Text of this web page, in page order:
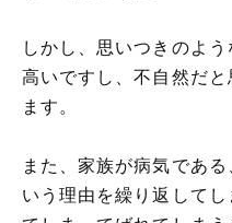
しかし、思いつきのよ
高いですし、不自然だ
ます。
また、家族が病気であ
いう理由を繰り返して